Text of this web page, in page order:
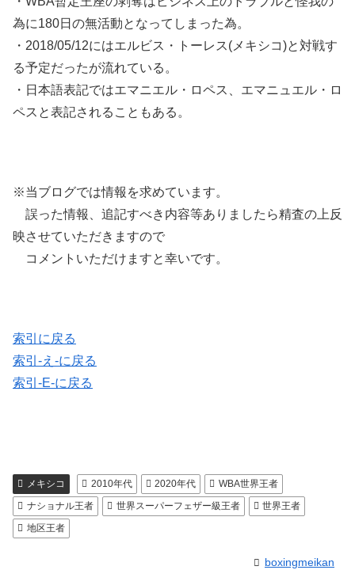
為に180日の無活動となってしまった為。
・2018/05/12にはエルビス・トーレス(メキシコ)と対戦す
る予定だったが流れている。
・日本語表記ではエマニエル・ロペス、エマニュエル・ロ
ペスと表記されることもある。
※当ブログでは情報を求めています。
誤った情報、追記すべき内容等ありましたら精査の上反
映させていただきますので
コメントいただけますと幸いです。
索引に戻る
索引-え-に戻る
索引-E-に戻る
メキシコ 2010年代 2020年代
WBA世界王者
ナショナル王者
世界スーパーフェザー級王者
世界王者
地区王者
boxingmeikan